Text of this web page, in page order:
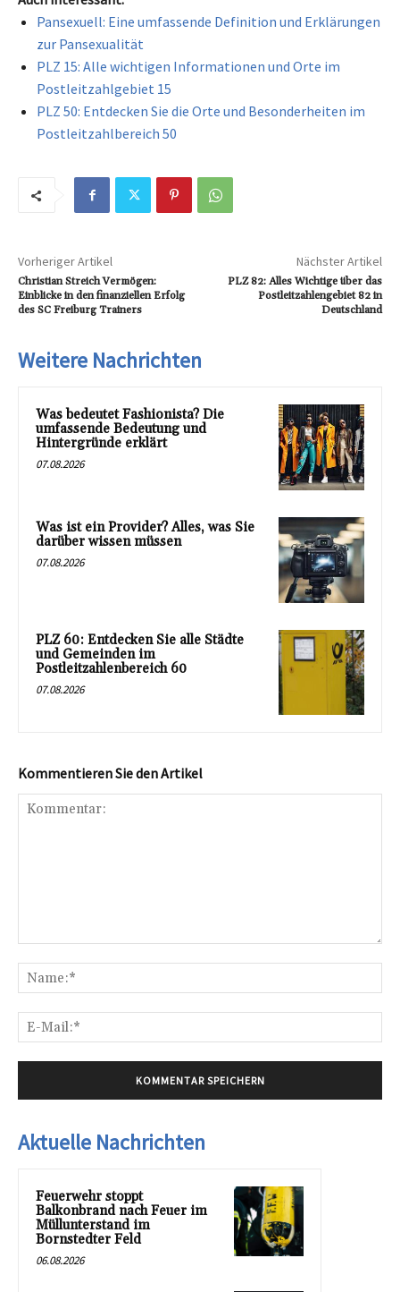
Pansexuell: Eine umfassende Definition und Erklärungen
zur Pansexualität
PLZ 15: Alle wichtigen Informationen und Orte im
Postleitzahlgebiet 15
PLZ 50: Entdecken Sie die Orte und Besonderheiten im
Postleitzahlbereich 50
Vorheriger Artikel
Christian Streich Vermögen:
Einblicke in den finanziellen Erfolg
des SC Freiburg Trainers
Nächster Artikel
PLZ 82: Alles Wichtige über das
Postleitzahlengebiet 82 in
Deutschland
Weitere Nachrichten
Was bedeutet Fashionista? Die
umfassende Bedeutung und
Hintergründe erklärt
07.08.2026
Was ist ein Provider? Alles, was Sie
darüber wissen müssen
07.08.2026
PLZ 60: Entdecken Sie alle Städte
und Gemeinden im
Postleitzahlenbereich 60
07.08.2026
Kommentieren Sie den Artikel
Aktuelle Nachrichten
Feuerwehr stoppt
Balkonbrand nach Feuer im
Müllunterstand im
Bornstedter Feld
06.08.2026